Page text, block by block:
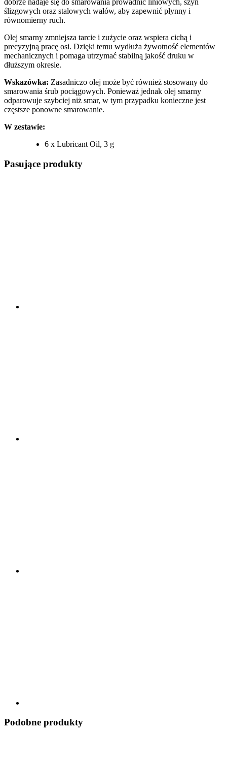
dobrze nadaje się do smarowania prowadnic liniowych, szyn
ślizgowych oraz stalowych wałów, aby zapewnić płynny i
równomierny ruch.
Olej smarny zmniejsza tarcie i zużycie oraz wspiera cichą i
precyzyjną pracę osi. Dzięki temu wydłuża żywotność elementów
mechanicznych i pomaga utrzymać stabilną jakość druku w
dłuższym okresie.
Wskazówka: Zasadniczo olej może być również stosowany do
smarowania śrub pociągowych. Ponieważ jednak olej smarny
odparowuje szybciej niż smar, w tym przypadku konieczne jest
częstsze ponowne smarowanie.
W zestawie:
6 x Lubricant Oil, 3 g
Pasujące produkty
Podobne produkty